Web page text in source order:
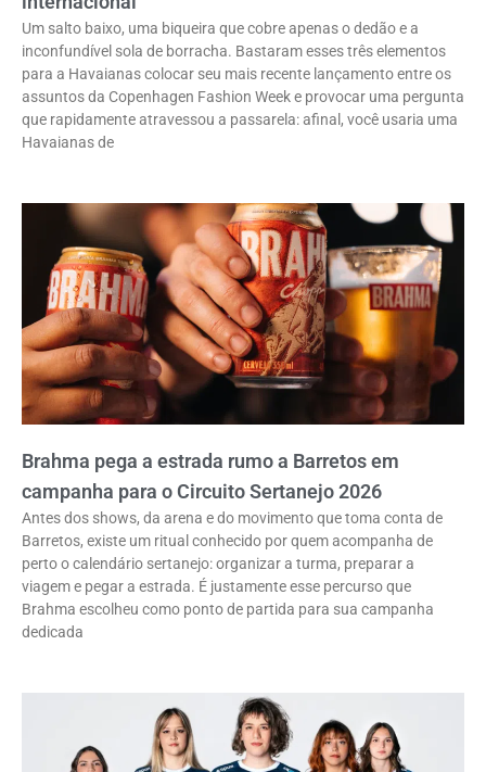
Um salto baixo, uma biqueira que cobre apenas o dedão e a
inconfundível sola de borracha. Bastaram esses três elementos
para a Havaianas colocar seu mais recente lançamento entre os
assuntos da Copenhagen Fashion Week e provocar uma pergunta
que rapidamente atravessou a passarela: afinal, você usaria uma
Havaianas de
Brahma pega a estrada rumo a Barretos em
campanha para o Circuito Sertanejo 2026
Antes dos shows, da arena e do movimento que toma conta de
Barretos, existe um ritual conhecido por quem acompanha de
perto o calendário sertanejo: organizar a turma, preparar a
viagem e pegar a estrada. É justamente esse percurso que
Brahma escolheu como ponto de partida para sua campanha
dedicada